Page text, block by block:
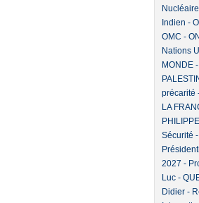
Nucléaire
Indien -
OMC -
Nations
MONDE-
précarité
LA
Sécurité -
2027 -
Luc-
Didier-